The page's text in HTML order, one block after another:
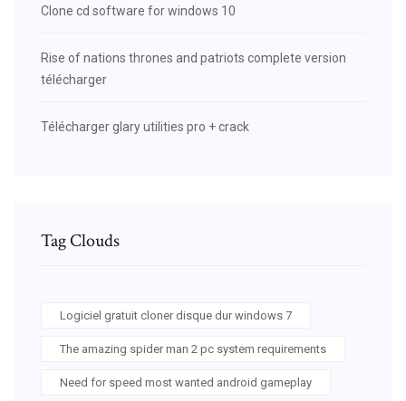
Clone cd software for windows 10
Rise of nations thrones and patriots complete version
télécharger
Télécharger glary utilities pro + crack
Tag Clouds
Logiciel gratuit cloner disque dur windows 7
The amazing spider man 2 pc system requirements
Need for speed most wanted android gameplay